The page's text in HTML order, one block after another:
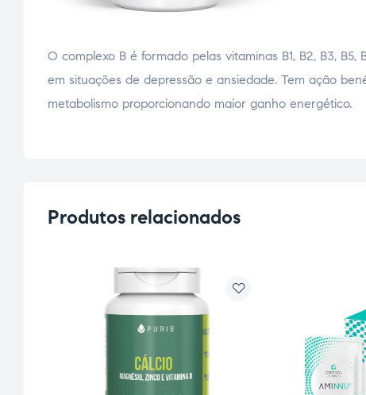
O complexo B é formado pelas vitaminas B1, B2, B3,
em situações de depressão e ansiedade. Tem ação
metabolismo proporcionando maior ganho energético.
Produtos relacionados